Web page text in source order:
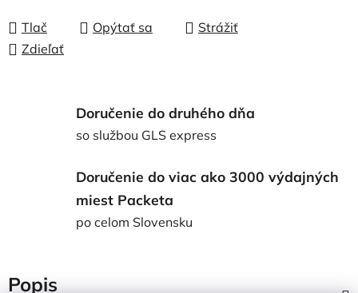
Tlač Opýtať sa
Strážiť
Zdieľať
Doručenie do druhého dňa
so službou GLS express
Doručenie do viac ako 3000 výdajných
miest Packeta
po celom Slovensku
Popis